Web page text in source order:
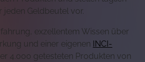
jeden Geldbeutel vor.
exzellentem Wissen über
und einer eigenen INCI-
4.000 getesteten Produkten von